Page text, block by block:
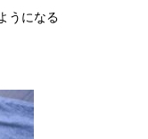
うになる